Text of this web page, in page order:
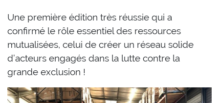
Une première édition très réussie qui a
confirmé le rôle essentiel des ressources
mutualisées, celui de créer un réseau solide
d’acteurs engagés dans la lutte contre la
grande exclusion !